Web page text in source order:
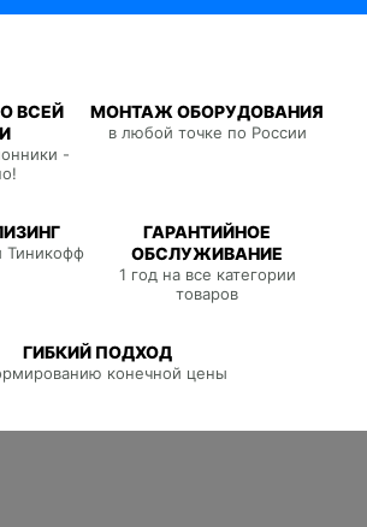
ВСЕЙ
-
МОНТАЖ ОБОРУДОВАНИЯ
в любой точке по России
Тиникофф
ГАРАНТИЙНОЕ
ОБСЛУЖИВАНИЕ
1 год на все категории
товаров
ГИБКИЙ ПОДХОД
конечной цены